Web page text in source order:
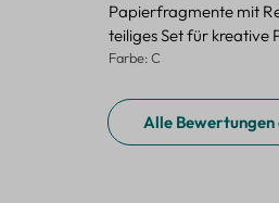
Papierfragmente mit
teiliges Set für kreative
Farbe: C
Alle Bewertungen